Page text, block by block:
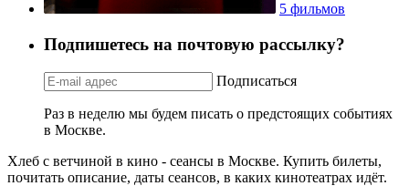
5 фильмов
Подпишетесь на почтовую рассылку?
Подписаться
Раз в неделю мы будем писать о предстоящих событиях
в Москве.
Хлеб с ветчиной в кино - сеансы в Москве. Купить билеты,
почитать описание, даты сеансов, в каких кинотеатрах идёт.